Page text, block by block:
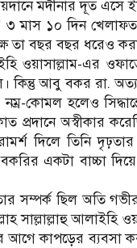
মদীনার দূত এসে
মাস ১০ দিন
তা বছর বছর ধরেও
ওয়াসাল্লাম-এর
কিন্তু আবু বকর রা.
নম্র-কোমল হলেও
অস্বীকার
দিলে তিনি
একটা বাচ্চা
সম্পর্ক ছিল অতি
সাল্লাল্লাহু আলাইহি
আগে কাপড়ের ব্যবসা